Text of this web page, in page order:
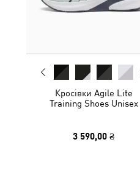
Кросівки Agile Lite
Training Shoes Unisex
3 590,00 ₴